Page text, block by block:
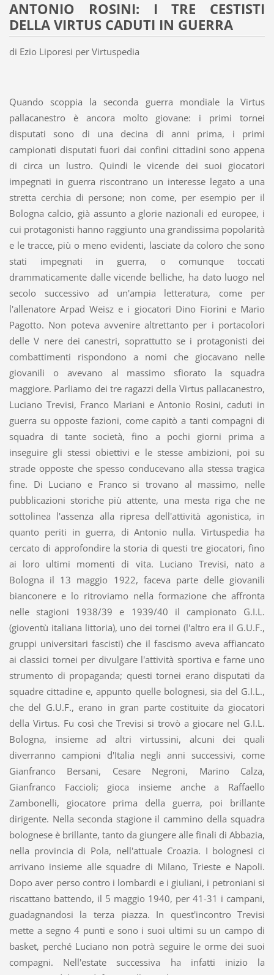
ANTONIO ROSINI: I TRE CESTISTI
DELLA VIRTUS CADUTI IN GUERRA
di Ezio Liporesi per Virtuspedia
Quando scoppia la seconda guerra mondiale la Virtus
pallacanestro è ancora molto giovane: i primi tornei
disputati sono di una decina di anni prima, i primi
campionati disputati fuori dai confini cittadini sono appena
di circa un lustro. Quindi le vicende dei suoi giocatori
impegnati in guerra riscontrano un interesse legato a una
stretta cerchia di persone; non come, per esempio per il
Bologna calcio, già assunto a glorie nazionali ed europee, i
cui protagonisti hanno raggiunto una grandissima popolarità
e le tracce, più o meno evidenti, lasciate da coloro che sono
stati impegnati in guerra, o comunque toccati
drammaticamente dalle vicende belliche, ha dato luogo nel
secolo successivo ad un'ampia letteratura, come per
l'allenatore Arpad Weisz e i giocatori Dino Fiorini e Mario
Pagotto. Non poteva avvenire altrettanto per i portacolori
delle V nere dei canestri, soprattutto se i protagonisti dei
combattimenti rispondono a nomi che giocavano nelle
giovanili o avevano al massimo sfiorato la squadra
maggiore. Parliamo dei tre ragazzi della Virtus pallacanestro,
Luciano Trevisi, Franco Mariani e Antonio Rosini, caduti in
guerra su opposte fazioni, come capitò a tanti compagni di
squadra di tante società, fino a pochi giorni prima a
inseguire gli stessi obiettivi e le stesse ambizioni, poi su
strade opposte che spesso conducevano alla stessa tragica
fine. Di Luciano e Franco si trovano al massimo, nelle
pubblicazioni storiche più attente, una mesta riga che ne
sottolinea l'assenza alla ripresa dell'attività agonistica, in
quanto periti in guerra, di Antonio nulla. Virtuspedia ha
cercato di approfondire la storia di questi tre giocatori, fino
ai loro ultimi momenti di vita. Luciano Trevisi, nato a
Bologna il 13 maggio 1922, faceva parte delle giovanili
bianconere e lo ritroviamo nella formazione che affronta
nelle stagioni 1938/39 e 1939/40 il campionato G.I.L.
(gioventù italiana littoria), uno dei tornei (l'altro era il G.U.F.,
gruppi universitari fascisti) che il fascismo aveva affiancato
ai classici tornei per divulgare l'attività sportiva e farne uno
strumento di propaganda; questi tornei erano disputati da
squadre cittadine e, appunto quelle bolognesi, sia del G.I.L.,
che del G.U.F., erano in gran parte costituite da giocatori
della Virtus. Fu così che Trevisi si trovò a giocare nel G.I.L.
Bologna, insieme ad altri virtussini, alcuni dei quali
diverranno campioni d'Italia negli anni successivi, come
Gianfranco Bersani, Cesare Negroni, Marino Calza,
Gianfranco Faccioli; gioca insieme anche a Raffaello
Zambonelli, giocatore prima della guerra, poi brillante
dirigente. Nella seconda stagione il cammino della squadra
bolognese è brillante, tanto da giungere alle finali di Abbazia,
nella provincia di Pola, nell'attuale Croazia. I bolognesi ci
arrivano insieme alle squadre di Milano, Trieste e Napoli.
Dopo aver perso contro i lombardi e i giuliani, i petroniani si
riscattano battendo, il 5 maggio 1940, per 41-31 i campani,
guadagnandosi la terza piazza. In quest'incontro Trevisi
mette a segno 4 punti e sono i suoi ultimi su un campo di
basket, perché Luciano non potrà seguire le orme dei suoi
compagni. Nell'estate successiva ha infatti inizio la